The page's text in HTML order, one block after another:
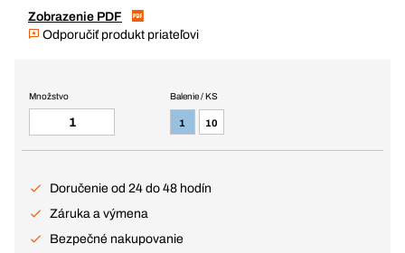
Zobrazenie PDF
Odporučiť produkt priateľovi
Balenie / KS
1 10
Množstvo
Doručenie od 24 do 48 hodín
Záruka a výmena
Bezpečné nakupovanie